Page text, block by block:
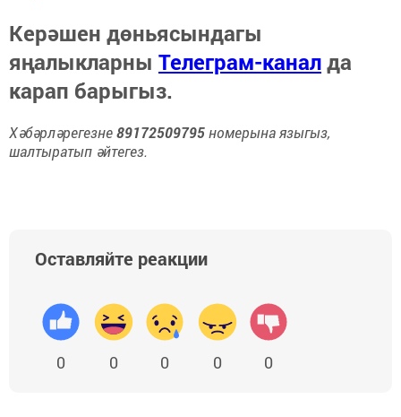
Керәшен дөньясындагы
яңалыкларны Телеграм-каналда
карап барыгыз.
Хәбәрләрегезне89172509795номерына языгыз,
шалтыратып әйтегез.
Оставляйте реакции
0 0 0 0 0